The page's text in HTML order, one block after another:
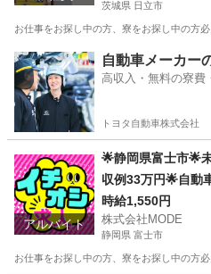
茨城県 日立市
お仕事をお探し中の方、寮をお探し中の方
茨城 日立市 その他 未経験
自動車メーカー
高収入・無料の寮費
トヨタ自動車株式会社
アルバイト
🌟静岡県富士市🌟
収例33万円🌟自動
si01
時給1,550円
株式会社MODE
静岡県 富士市
お仕事をお探し中の方、寮をお探し中の方